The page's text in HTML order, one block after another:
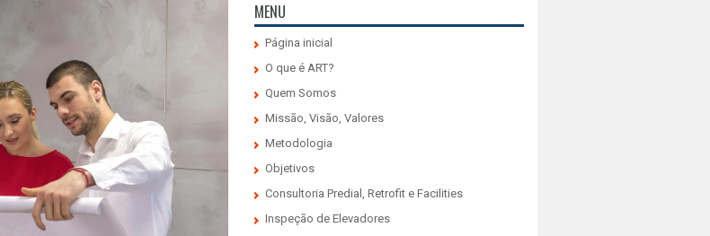
MENU
Página inicial
O que é ART?
Quem Somos
Missão, Visão, Valores
Metodologia
Objetivos
Consultoria Predial, Retrofit e Facilities
Inspeção de Elevadores